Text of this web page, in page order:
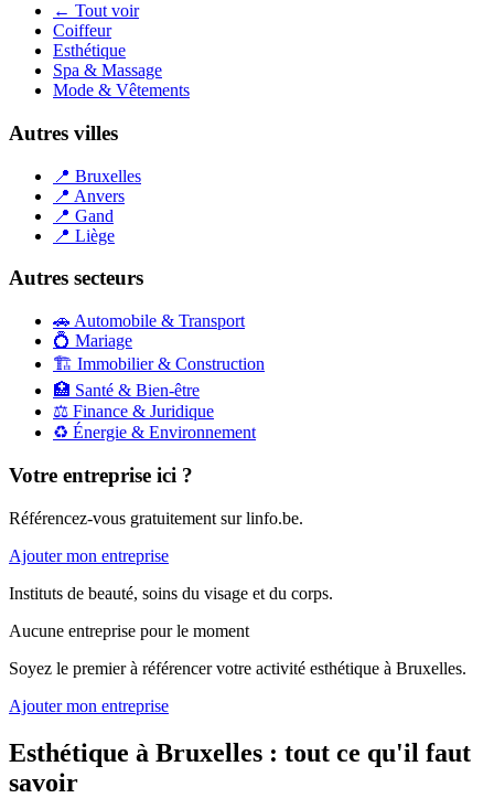
← Tout voir
Coiffeur
Esthétique
Spa & Massage
Mode & Vêtements
Autres villes
📍 Bruxelles
📍 Anvers
📍 Gand
📍 Liège
Autres secteurs
🚗 Automobile & Transport
💍 Mariage
🏗️ Immobilier & Construction
🏥 Santé & Bien-être
⚖️ Finance & Juridique
♻️ Énergie & Environnement
Votre entreprise ici ?
Référencez-vous gratuitement sur linfo.be.
Ajouter mon entreprise
Instituts de beauté, soins du visage et du corps.
Aucune entreprise pour le moment
Soyez le premier à référencer votre activité esthétique à Bruxelles.
Ajouter mon entreprise
Esthétique à Bruxelles : tout ce qu'il faut
savoir